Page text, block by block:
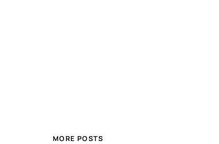
MORE POSTS